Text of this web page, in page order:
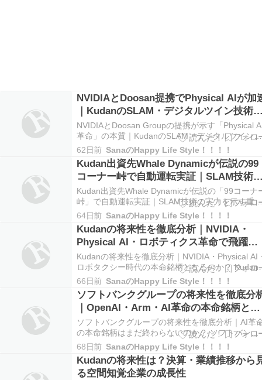
NVIDIAとDoosan提携でPhysical AIが加
｜KudanのSLAM・デジタルツイン技術
追い風となるのか？
NVIDIAとDoosan Groupの提携が示す「Physical
革命」の本質｜KudanのSLAM・デジタルツイン技
術は追い風となるのか 2026年6月、NVIDIAと韓国
Doosan Group（斗山グループ）は、Physical AI、
ロボティクス、AIファクトリー…
62日前 SanaのHappy Life Style！！！！
Kudan出資先Whale Dynamicが伝説の99
コーナー峠で自動運転実証｜SLAM技術
実力を示す重要事例か
Kudan出資先Whale Dynamicが伝説の「99コーナ
峠」で自動運転実証｜SLAM技術の実力を示す重
事例か 自動運転技術の進化が加速する中、中国の
自動運転企業Whale Dynamicが興味深い実証実験
公開しました。 同社は「Hitch Open World AI …
64日前 SanaのHappy Life Style！！！！
Kudanの将来性を徹底分析｜NVIDIA・
Physical AI・ロボティクス革命で飛躍す
るのか？
Kudanの将来性を徹底分析｜NVIDIA・Physical AI
ロボタクシー時代の本命銘柄となるのか？ Kudan
将来性に注目が集まる理由 近年、AI市場は生成AI
ームから次のステージへ進みつつあります。 その
中心にあるのが、AIが現実世界を認識し、自律的
移動・作業を行…
66日前 SanaのHappy Life Style！！！！
ソフトバンクグループの将来性を徹底分
｜OpenAI・Arm・AI革命の本命銘柄とな
るのか？
ソフトバンクグループの将来性を徹底分析｜AI革
の本命銘柄はまだ終わらないのか？ ソフトバンク
グループの将来性に注目が集まる理由 ソフトバン
クグループ（9984）は日本を代表する投資会社と
して知られています。 かつては携帯電話会社のイ
メージが強かったものの、現在はAIを中心とした
68日前 SanaのHappy Life Style！！！！
Kudanの将来性は？決算・業績推移から
る空間知覚企業の成長性